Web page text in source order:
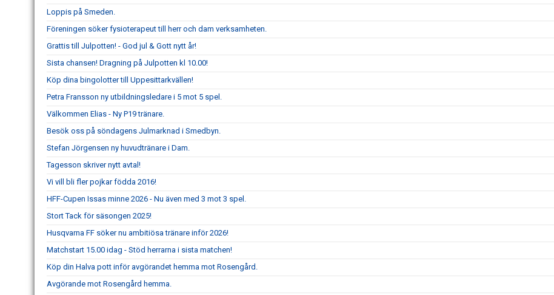
Loppis på Smeden.
Föreningen söker fysioterapeut till herr och dam verksamheten.
Grattis till Julpotten! - God jul & Gott nytt år!
Sista chansen! Dragning på Julpotten kl 10.00!
Köp dina bingolotter till Uppesittarkvällen!
Petra Fransson ny utbildningsledare i 5 mot 5 spel.
Välkommen Elias - Ny P19 tränare.
Besök oss på söndagens Julmarknad i Smedbyn.
Stefan Jörgensen ny huvudtränare i Dam.
Tagesson skriver nytt avtal!
Vi vill bli fler pojkar födda 2016!
HFF-Cupen Issas minne 2026 - Nu även med 3 mot 3 spel.
Stort Tack för säsongen 2025!
Husqvarna FF söker nu ambitiösa tränare inför 2026!
Matchstart 15.00 idag - Stöd herrarna i sista matchen!
Köp din Halva pott inför avgörandet hemma mot Rosengård.
Avgörande mot Rosengård hemma.